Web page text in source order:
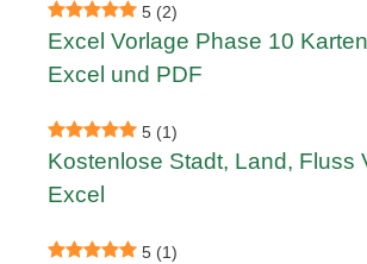
5 (2)
Excel Vorlage Phase 10
Excel und PDF
5 (1)
Kostenlose Stadt, Land, Fluss
Excel
5 (1)